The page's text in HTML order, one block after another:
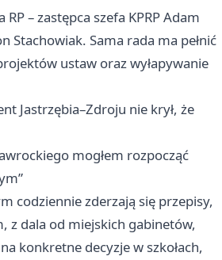
– zastępca szefa KPRP Adam
Stachowiak. Sama rada ma pełnić
ustaw oraz wyłapywanie
Jastrzębia–Zdroju nie krył, że
mogłem rozpocząć
codziennie zderzają się przepisy,
z dala od miejskich gabinetów,
konkretne decyzje w szkołach,